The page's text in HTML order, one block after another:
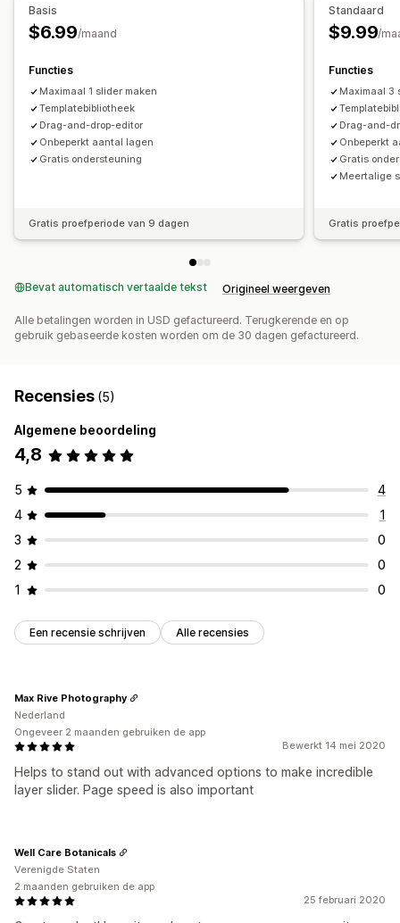
Basis
$6.99/maand
Functies
Maximaal 1 slider maken
Templatebibliotheek
Drag-and-drop-editor
Onbeperkt aantal lagen
Gratis ondersteuning
Gratis proefperiode van 9 dagen
Standaard
$9.99/
Functies
Maximaal 3
Drag-and-
Onbeperkt
Gratis
Meertalige
Gratis
Bevat automatisch vertaalde tekst Origineel weergeven
Alle betalingen worden in USD gefactureerd. Terugkerende en op
gebruik gebaseerde kosten worden om de 30 dagen gefactureerd.
Recensies (5)
Algemene beoordeling
4,8
5
4
4
1
3
0
2
0
1
0
Een recensie schrijven Alle recensies
Bewerkt 14 mei 2020
Helps to stand out with advanced options to make incredible
layer slider. Page speed is also important
Max Rive Photography
Nederland
Ongeveer 2 maanden gebruiken de app
25 februari 2020
Well Care Botanicals
Verenigde Staten
2 maanden gebruiken de app